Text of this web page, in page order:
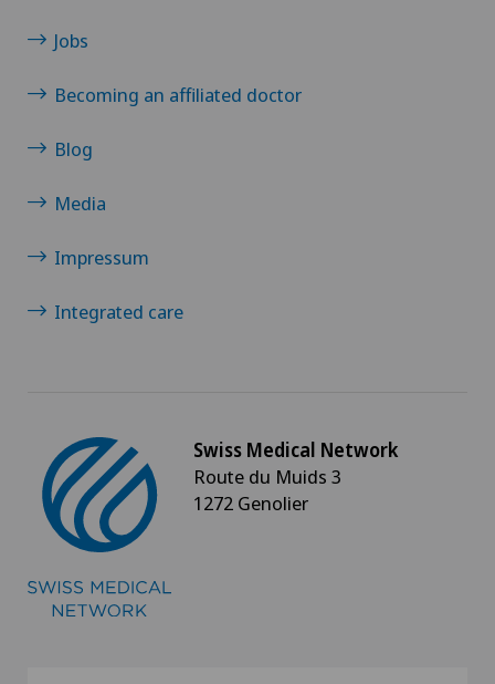
Jobs
Becoming an affiliated doctor
Blog
Media
Impressum
Integrated care
Swiss Medical Network
Route du Muids 3
1272 Genolier